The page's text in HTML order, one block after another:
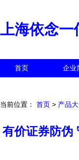
上海依念一
首页 企业
当前位置： 首页 > 产品
有价证券防伪